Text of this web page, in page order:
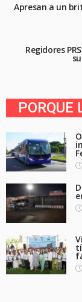
Apresan a un
Regidores
PORQUE